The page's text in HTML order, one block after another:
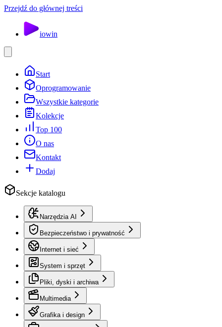
Przejdź do głównej treści
iowin
Start
Oprogramowanie
Wszystkie kategorie
Kolekcje
Top 100
O nas
Kontakt
Dodaj
Sekcje katalogu
Narzędzia AI
Bezpieczeństwo i prywatność
Internet i sieć
System i sprzęt
Pliki, dyski i archiwa
Multimedia
Grafika i design